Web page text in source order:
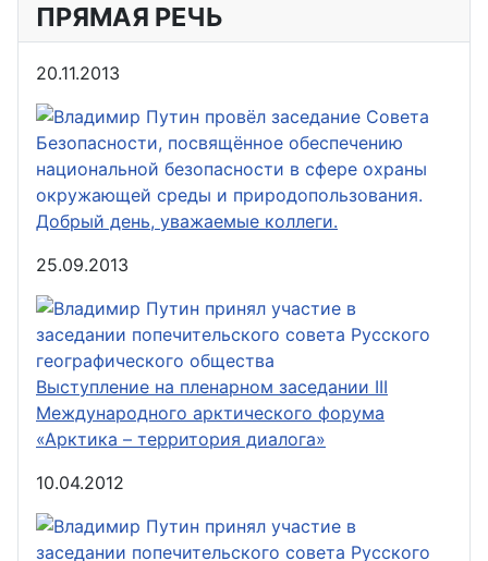
ПРЯМАЯ РЕЧЬ
20.11.2013
Добрый день, уважаемые коллеги.
25.09.2013
Выступление на пленарном заседании III
Международного арктического форума
«Арктика – территория диалога»
10.04.2012